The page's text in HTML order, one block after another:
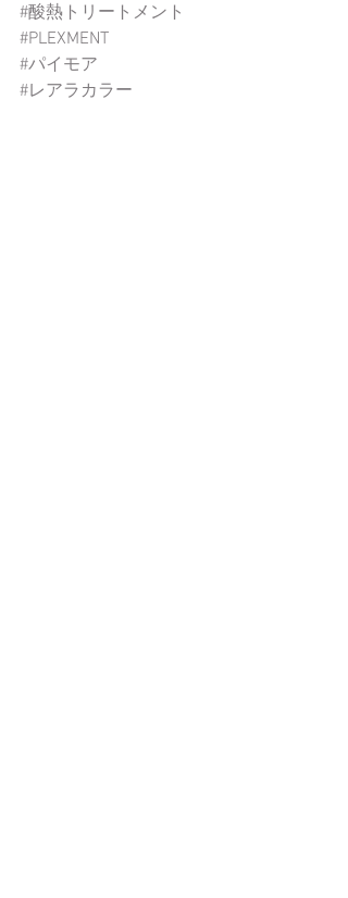
#酸熱トリートメント
#PLEXMENT
#パイモア
#レアラカラー